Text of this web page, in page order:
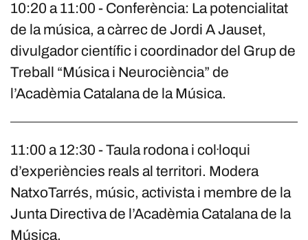
10:20 a 11:00 - Conferència: La potencialitat
de la música, a càrrec de Jordi A Jauset,
divulgador científic i coordinador del Grup de
Treball “Música i Neurociència” de
l’Acadèmia Catalana de la Música.
11:00 a 12:30 - Taula rodona i col·loqui
d’experiències reals al territori. Modera
NatxoTarrés, músic, activista i membre de la
Junta Directiva de l’Acadèmia Catalana de la
Música.